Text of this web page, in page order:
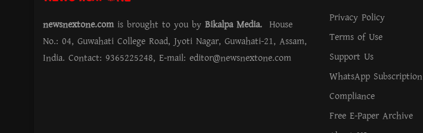
newsnextone.com is brought to you by Bikalpa Media. House
No.: 04, Guwahati College Road, Jyoti Nagar, Guwahati-21, Assam,
India. Contact: 9365225248, E-mail: editor@newsnextone.com
Privacy Policy
Terms of Use
Support Us
WhatsApp Subscription
Compliance
Free E-Paper Archive